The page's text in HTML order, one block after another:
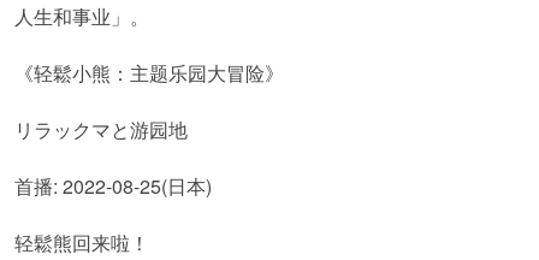
人生和事业」。
《轻鬆小熊：主题乐园大冒险》
リラックマと游园地
首播: 2022-08-25(日本)
轻鬆熊回来啦！